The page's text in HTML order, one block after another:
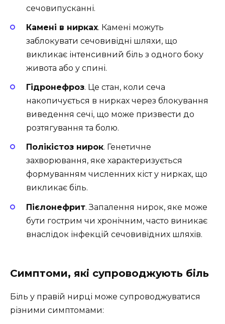
сечовипусканні.
Камені в нирках. Камені можуть
заблокувати сечовивідні шляхи, що
викликає інтенсивний біль з одного боку
живота або у спині.
Гідронефроз. Це стан, коли сеча
накопичується в нирках через блокування
виведення сечі, що може призвести до
розтягування та болю.
Полікістоз нирок. Генетичне
захворювання, яке характеризується
формуванням численних кіст у нирках, що
викликає біль.
Пієлонефрит. Запалення нирок, яке може
бути гострим чи хронічним, часто виникає
внаслідок інфекцій сечовивідних шляхів.
Симптоми, які супроводжують біль
Біль у правій нирці може супроводжуватися
різними симптомами: